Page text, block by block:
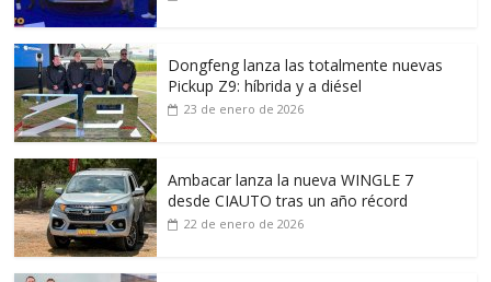
Dongfeng lanza las totalmente nuevas
Pickup Z9: híbrida y a diésel
23 de enero de 2026
Ambacar lanza la nueva WINGLE 7
desde CIAUTO tras un año récord
22 de enero de 2026